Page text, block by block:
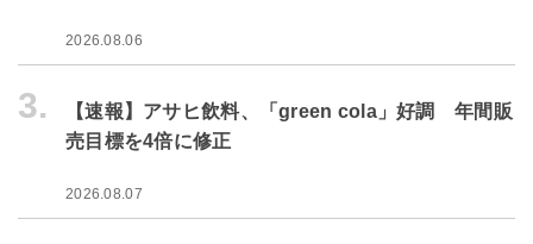
2026.08.06
3.
【速報】アサヒ飲料、「green cola」好調 年間販
売目標を4倍に修正
2026.08.07